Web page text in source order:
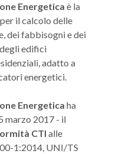
Energetica è la
il calcolo delle
dei fabbisogni e dei
edifici
adatto a
energetici.
Energetica ha
marzo 2017 - il
CTI alle
1:2014, UNI/TS